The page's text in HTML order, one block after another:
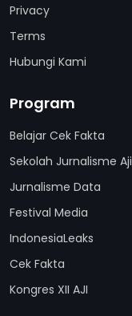
Privacy
Terms
Hubungi Kami
Program
Belajar Cek Fakta
Sekolah Jurnalisme Aji
Jurnalisme Data
Festival Media
IndonesiaLeaks
Cek Fakta
Kongres XII AJI